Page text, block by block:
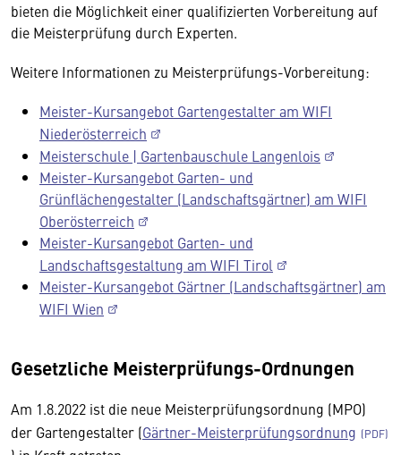
bieten die Möglichkeit einer qualifizierten Vorbereitung auf
die Meisterprüfung durch Experten.
Weitere Informationen zu Meisterprüfungs-Vorbereitung:
Meister-Kursangebot Gartengestalter am WIFI
Niederösterreich
Meisterschule | Gartenbauschule Langenlois
Meister-Kursangebot Garten- und
Grünflächengestalter (Landschaftsgärtner) am WIFI
Oberösterreich
Meister-Kursangebot Garten- und
Landschaftsgestaltung am WIFI Tirol
Meister-Kursangebot Gärtner (Landschaftsgärtner) am
WIFI Wien
Gesetzliche Meisterprüfungs-Ordnungen
Am 1.8.2022 ist die neue Meisterprüfungsordnung (MPO)
der Gartengestalter (Gärtner-Meisterprüfungsordnung